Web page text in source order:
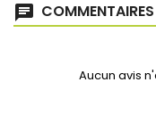
Aucun avis